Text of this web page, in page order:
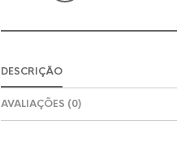
DESCRIÇÃO
AVALIAÇÕES (0)